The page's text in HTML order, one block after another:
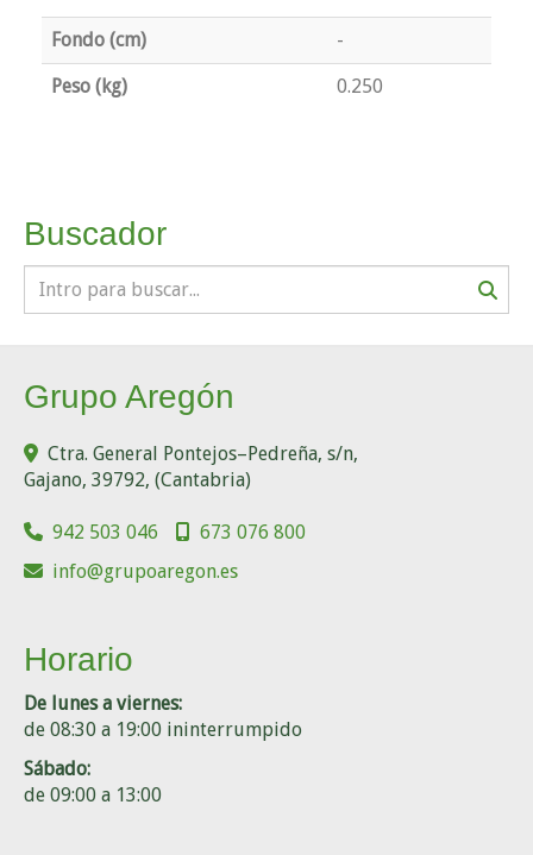
Fondo (cm) -
Peso (kg) 0.250
Buscador
Grupo Aregón
Ctra. General Pontejos–Pedreña, s/n,
Gajano, 39792, (Cantabria)
942 503 046
673 076 800
info
grupoaregon.es
Horario
De lunes a viernes:
de 08:30 a 19:00 ininterrumpido
Sábado:
de 09:00 a 13:00